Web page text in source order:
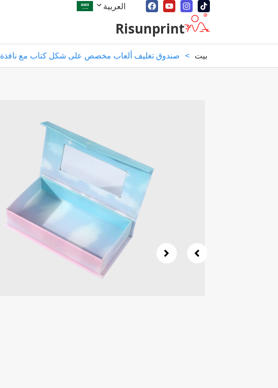
العربية
Risunprint
بيت > صندوق تغليف ألعاب مخصص على شكل كتاب مع نافذة